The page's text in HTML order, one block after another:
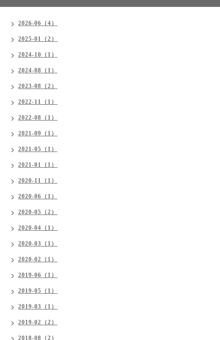
2026-06（4）
2025-01（2）
2024-10（1）
2024-08（1）
2023-08（2）
2022-11（1）
2022-08（1）
2021-09（1）
2021-05（1）
2021-01（1）
2020-11（1）
2020-06（1）
2020-05（2）
2020-04（1）
2020-03（1）
2020-02（1）
2019-06（1）
2019-05（1）
2019-03（1）
2019-02（2）
2018-08（2）